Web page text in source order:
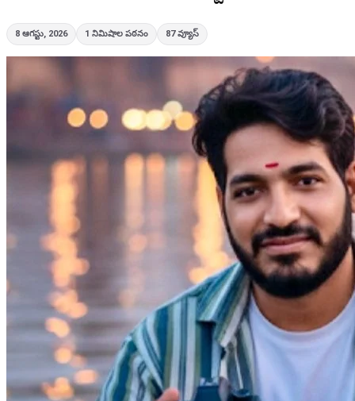
8 ఆగస్టు, 2026 1 నిమిషాల పఠనం 87 వ్యూస్